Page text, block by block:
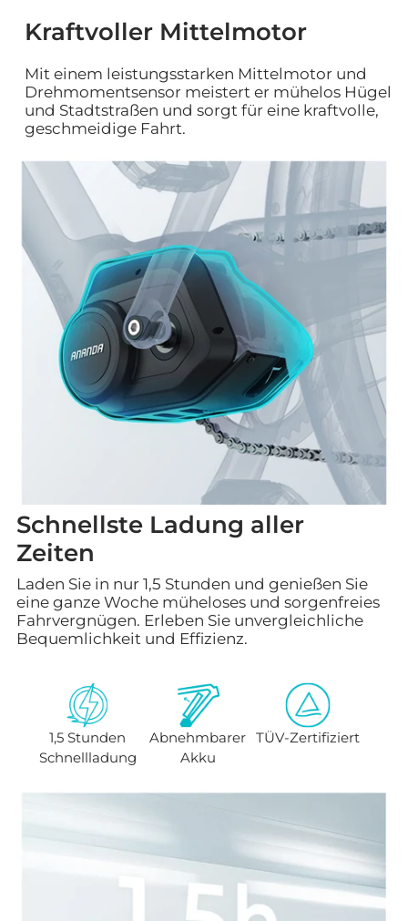
Kraftvoller Mittelmotor
Mit einem leistungsstarken Mittelmotor und
Drehmomentsensor meistert er mühelos Hügel
und Stadtstraßen und sorgt für eine kraftvolle,
geschmeidige Fahrt.
Schnellste Ladung aller
Zeiten
Laden Sie in nur 1,5 Stunden und genießen Sie
eine ganze Woche müheloses und sorgenfreies
Fahrvergnügen. Erleben Sie unvergleichliche
Bequemlichkeit und Effizienz.
1,5 Stunden
Schnellladung
Abnehmbarer
Akku
TÜV-Zertifiziert